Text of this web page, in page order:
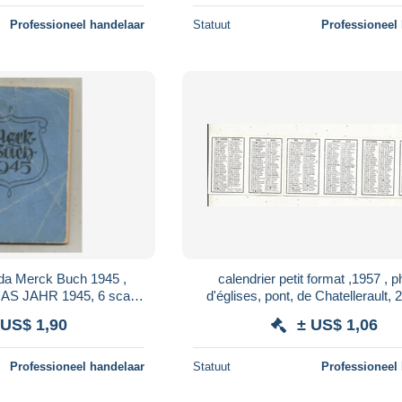
Professioneel handelaar Statuut Professioneel
Merck Buch 1945 ,
1945, 6 scans
1,90
Professioneel handelaar
calendrier petit format ,1957 , photos
± US$ 1,06
Statuut Professioneel